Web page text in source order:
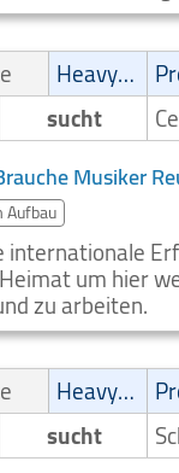
Heavy-Metal
sucht
Musiker
Aufbau
internationale
um hier
zu arbeiten.
Heavy-Metal
sucht